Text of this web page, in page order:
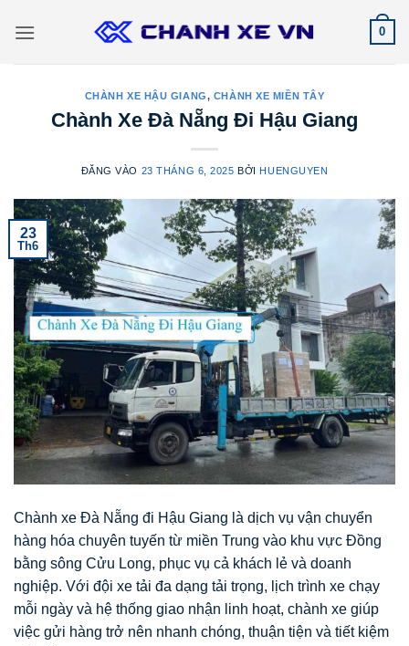
qua
0
CHÀNH XE HẬU GIANG, CHÀNH XE MIỀN TÂY
Chành Xe Đà Nẵng Đi Hậu Giang
ĐĂNG VÀO 23 THÁNG 6, 2025 BỞIHUENGUYEN
23
Th6
Chành xe Đà Nẵng đi Hậu Giang là dịch vụ vận chuyển
hàng hóa chuyên tuyến từ miền Trung vào khu vực Đồng
bằng sông Cửu Long, phục vụ cả khách lẻ và doanh
nghiệp. Với đội xe tải đa dạng tải trọng, lịch trình xe chạy
mỗi ngày và hệ thống giao nhận linh hoạt, chành xe giúp
việc gửi hàng trở nên nhanh chóng, thuận tiện và tiết kiệm